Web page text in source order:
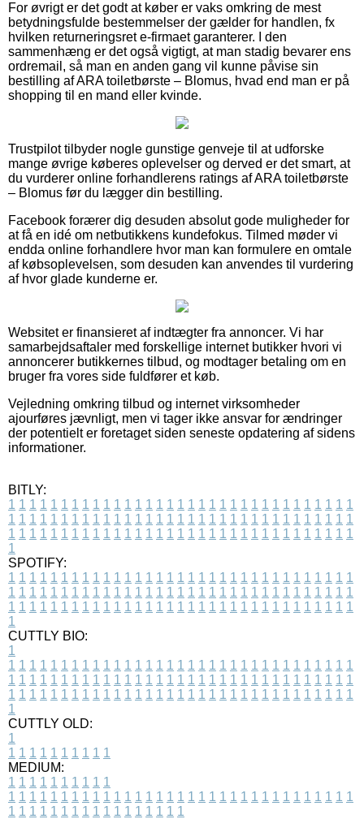
For øvrigt er det godt at køber er vaks omkring de mest
betydningsfulde bestemmelser der gælder for handlen, fx
hvilken returneringsret e-firmaet garanterer. I den
sammenhæng er det også vigtigt, at man stadig bevarer ens
ordremail, så man en anden gang vil kunne påvise sin
bestilling af ARA toiletbørste – Blomus, hvad end man er på
shopping til en mand eller kvinde.
Trustpilot tilbyder nogle gunstige genveje til at udforske
mange øvrige køberes oplevelser og derved er det smart, at
du vurderer online forhandlerens ratings af ARA toiletbørste
– Blomus før du lægger din bestilling.
Facebook forærer dig desuden absolut gode muligheder for
at få en idé om netbutikkens kundefokus. Tilmed møder vi
endda online forhandlere hvor man kan formulere en omtale
af købsoplevelsen, som desuden kan anvendes til vurdering
af hvor glade kunderne er.
Websitet er finansieret af indtægter fra annoncer. Vi har
samarbejdsaftaler med forskellige internet butikker hvori vi
annoncerer butikkernes tilbud, og modtager betaling om en
bruger fra vores side fuldfører et køb.
Vejledning omkring tilbud og internet virksomheder
ajourføres jævnligt, men vi tager ikke ansvar for ændringer
der potentielt er foretaget siden seneste opdatering af sidens
informationer.
BITLY:
1 1 1 1 1 1 1 1 1 1 1 1 1 1 1 1 1 1 1 1 1 1 1 1 1 1 1 1 1 1 1 1 1
1 1 1 1 1 1 1 1 1 1 1 1 1 1 1 1 1 1 1 1 1 1 1 1 1 1 1 1 1 1 1 1 1
1 1 1 1 1 1 1 1 1 1 1 1 1 1 1 1 1 1 1 1 1 1 1 1 1 1 1 1 1 1 1 1 1
1
SPOTIFY:
1 1 1 1 1 1 1 1 1 1 1 1 1 1 1 1 1 1 1 1 1 1 1 1 1 1 1 1 1 1 1 1 1
1 1 1 1 1 1 1 1 1 1 1 1 1 1 1 1 1 1 1 1 1 1 1 1 1 1 1 1 1 1 1 1 1
1 1 1 1 1 1 1 1 1 1 1 1 1 1 1 1 1 1 1 1 1 1 1 1 1 1 1 1 1 1 1 1 1
1
CUTTLY BIO:
1
1 1 1 1 1 1 1 1 1 1 1 1 1 1 1 1 1 1 1 1 1 1 1 1 1 1 1 1 1 1 1 1 1
1 1 1 1 1 1 1 1 1 1 1 1 1 1 1 1 1 1 1 1 1 1 1 1 1 1 1 1 1 1 1 1 1
1 1 1 1 1 1 1 1 1 1 1 1 1 1 1 1 1 1 1 1 1 1 1 1 1 1 1 1 1 1 1 1 1
1
CUTTLY OLD:
1
1 1 1 1 1 1 1 1 1 1
MEDIUM:
1 1 1 1 1 1 1 1 1 1
1 1 1 1 1 1 1 1 1 1 1 1 1 1 1 1 1 1 1 1 1 1 1 1 1 1 1 1 1 1 1 1 1
1 1 1 1 1 1 1 1 1 1 1 1 1 1 1 1 1